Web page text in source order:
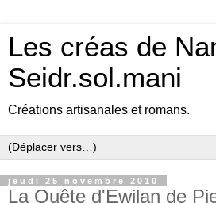
Les créas de
Seidr.sol.mani
Créations artisanales et romans.
jeudi 25 novembre 2010
La Quête d'Ewilan de